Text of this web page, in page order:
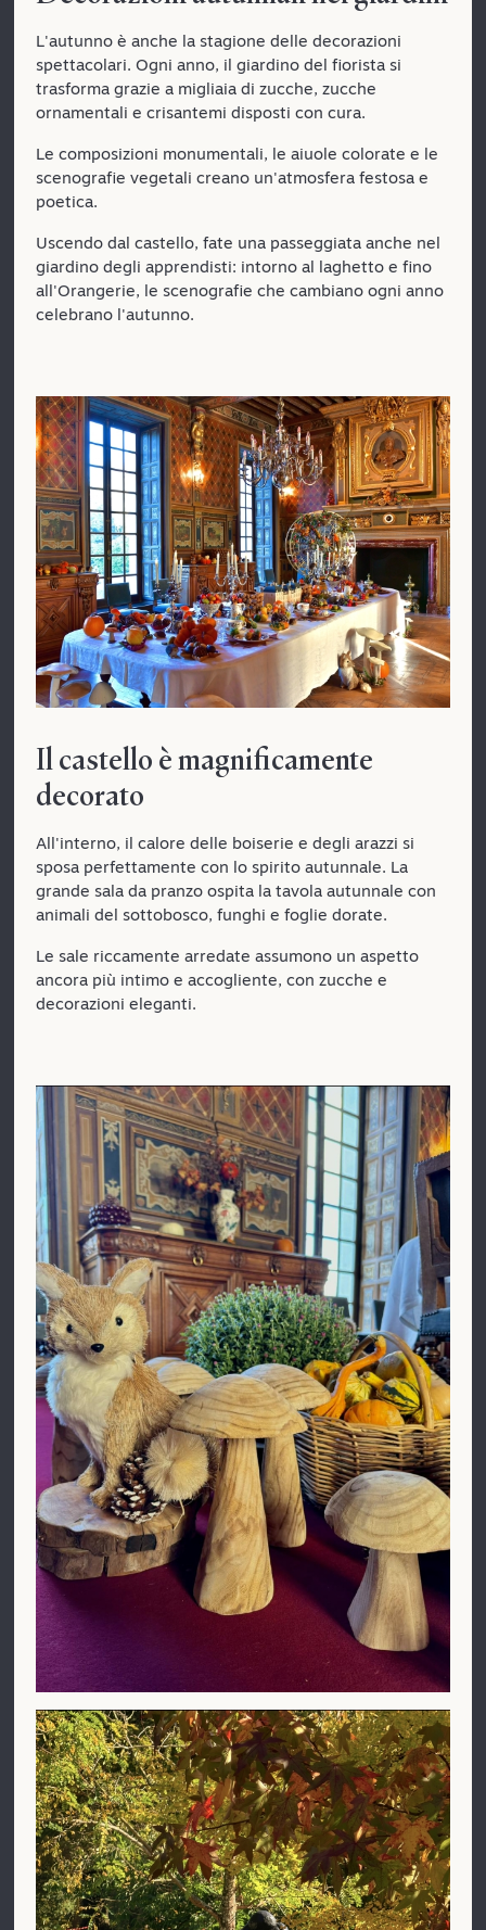
L'autunno è anche la stagione delle decorazioni
spettacolari. Ogni anno, il giardino del fiorista si
trasforma grazie a migliaia di zucche, zucche
ornamentali e crisantemi disposti con cura.
Le composizioni monumentali, le aiuole colorate e le
scenografie vegetali creano un'atmosfera festosa e
poetica.
Uscendo dal castello, fate una passeggiata anche nel
giardino degli apprendisti: intorno al laghetto e fino
all'Orangerie, le scenografie che cambiano ogni anno
celebrano l'autunno.
Il castello è magnificamente
decorato
All'interno, il calore delle boiserie e degli arazzi si
sposa perfettamente con lo spirito autunnale. La
grande sala da pranzo ospita la tavola autunnale con
animali del sottobosco, funghi e foglie dorate.
Le sale riccamente arredate assumono un aspetto
ancora più intimo e accogliente, con zucche e
decorazioni eleganti.